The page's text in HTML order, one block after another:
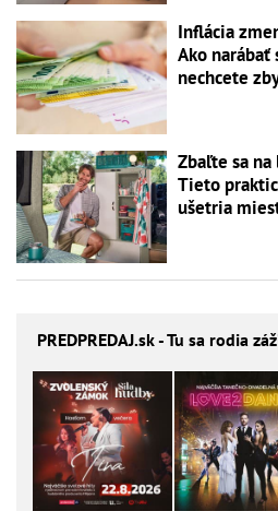
Inflácia
Ako
nechcete
Zbaľte sa
Tieto
ušetria
PREDPREDAJ.sk - Tu sa rodia